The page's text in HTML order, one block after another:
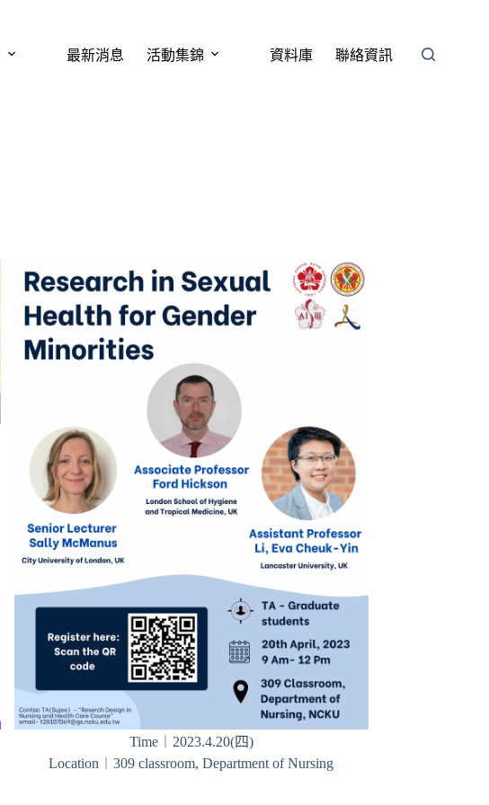
最新消息 活動集錦 資料庫 聯絡資訊
Time︱2023.4.20(四)
Location︱309 classroom, Department of Nursing